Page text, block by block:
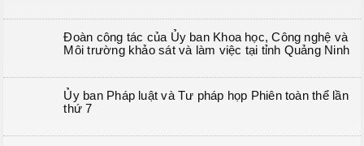
Đoàn công tác của Ủy ban Khoa học, Công nghệ và
Môi trường khảo sát và làm việc tại tỉnh Quảng Ninh
Ủy ban Pháp luật và Tư pháp họp Phiên toàn thể lần
thứ 7